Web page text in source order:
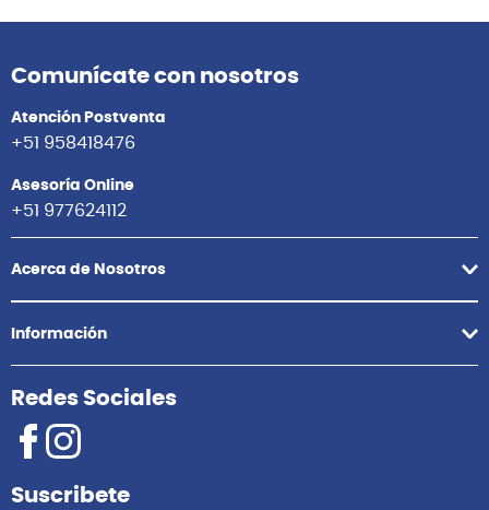
Comunícate con nosotros
Atención Postventa
+51 958418476
Asesoría Online
+51 977624112
Acerca de Nosotros
Información
Redes Sociales
Suscribete